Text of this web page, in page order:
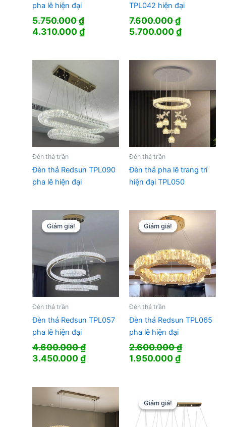
pha lê hiện đại
5.750.000₫
Giá
5.750.000 ₫.
4.310.000₫Giá
TPL042 hiện đại
7.600.000₫
Giá
7.600.000 ₫.
5.700.000₫Giá
là:
Đèn thả trần
Đèn thả Redsun TPL090
pha lê hiện đại
Đèn thả trần
Đèn thả pha lê trang trí
hiện đại TPL050
Giảm giá!
Giảm giá!
Đèn thả trần
Đèn thả Redsun TPL057
pha lê hiện đại
4.600.000₫
Giá
4.600.000 ₫.
3.450.000₫Giá
3.450.000 ₫.
Giảm giá!
Giảm giá!
Đèn thả trần
Đèn thả Redsun TPL065
pha lê hiện đại
2.600.000₫
Giá
1.950.000₫Giá
1.950.000
Giảm giá!
Giảm giá!